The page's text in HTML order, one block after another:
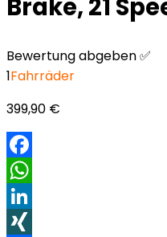
Brake, 21
Bewertung abgeben ✅
1Fahrräder
399,90 €
Facebook
WhatsApp
LinkedIn